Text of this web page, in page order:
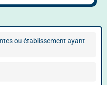
ou établissement ayant